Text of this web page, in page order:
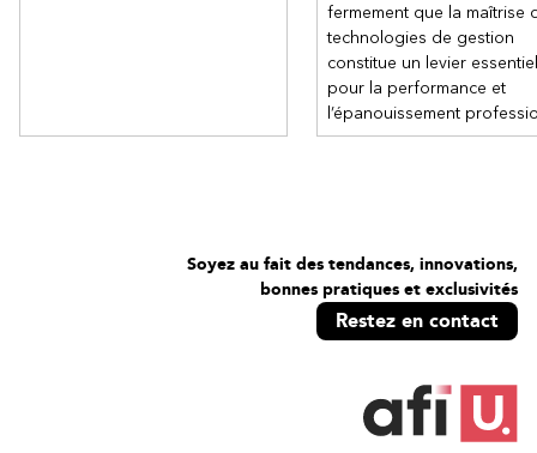
fermement que la maîtrise
technologies de gestion
constitue un levier essentiel
pour la performance et
l’épanouissement
Soyez au fait des tendances, innovations,
bonnes pratiques et exclusivités
Restez en contact